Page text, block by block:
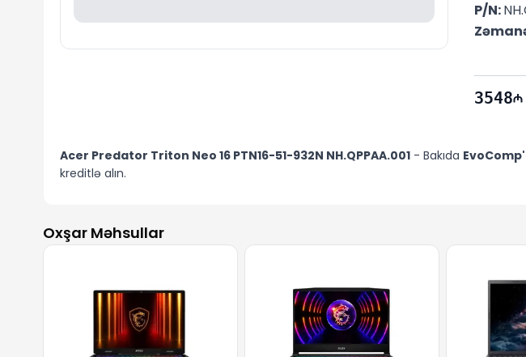
P/N:
3548
Acer Predator Triton Neo 16 PTN16-51-932N NH.QPPAA.001- Bakıda
kreditlə alın.
Oxşar Məhsullar